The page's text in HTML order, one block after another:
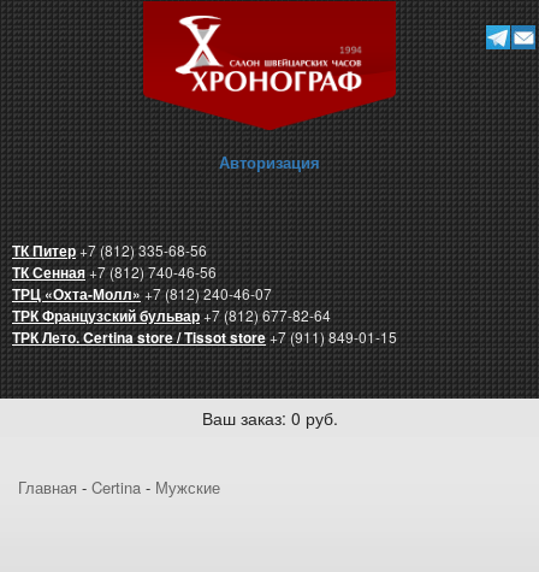
Авторизация
ТК Питер+7 (812) 335-68-56
ТК Сенная+7 (812) 740-46-56
ТРЦ «Охта-Молл»+7 (812) 240-46-07
ТРК Французский бульвар+7 (812) 677-82-64
ТРК Лето. Certina store / Tissot store+7 (911) 849-01-15
Ваш заказ: 0 руб.
Главная - Certina - Мужские